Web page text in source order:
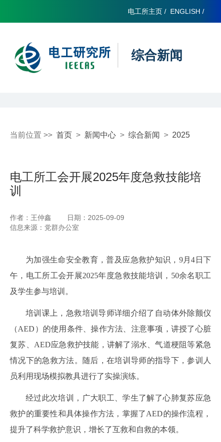
电工所主页 / ENGLISH /
综合新闻
当前位置 >> 首页 > 新闻中心 > 综合新闻 > 2025
电工所工会开展2025年度急救技能培
训
作者：王仲鑫
日期：2025-09-09
信息来源：党群办公室
为加强生命安全教育，普及应急救护知识，9月4日下
午，电工所工会开展2025年度急救技能培训，50余名职工
及学生参与培训。
培训课上，急救培训导师详细介绍了自动体外除颤仪
（AED）的使用条件、操作方法、注意事项，讲授了心脏
复苏、AED应急救护技能，讲解了溺水、气道梗阻等紧急
情况下的急救方法。随后，在培训导师的指导下，参训人
员利用现场模拟教具进行了实操演练。
经过此次培训，广大职工、学生了解了心肺复苏应急
救护的重要性和具体操作方法，掌握了AED的操作流程，
提升了科学救护意识，增长了互救和自救的本领。